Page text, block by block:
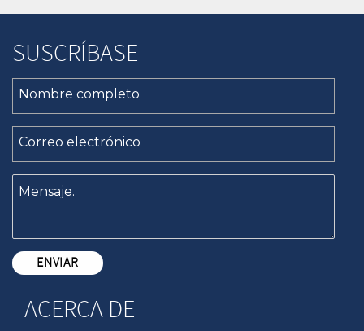
SUSCRÍBASE
ACERCA DE